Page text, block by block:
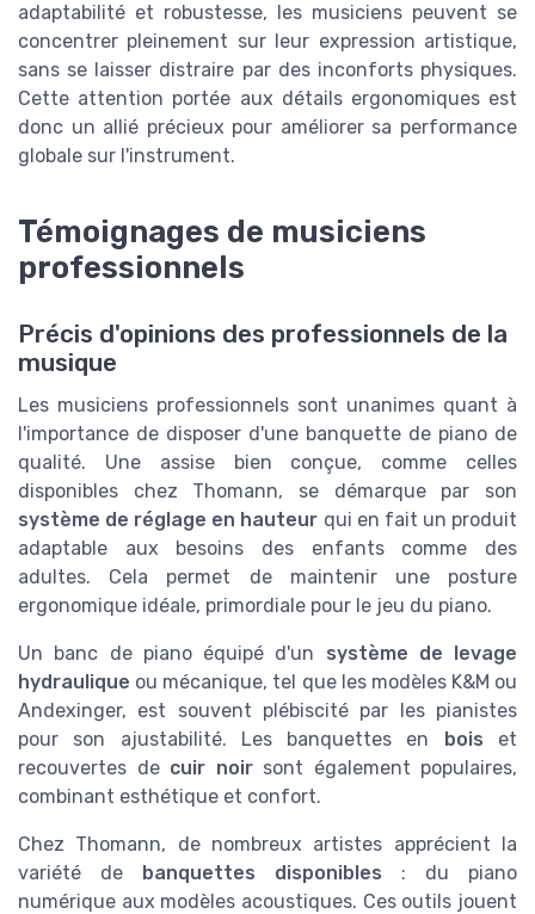
adaptabilité et robustesse, les musiciens peuvent se
concentrer pleinement sur leur expression artistique,
sans se laisser distraire par des inconforts physiques.
Cette attention portée aux détails ergonomiques est
donc un allié précieux pour améliorer sa performance
globale sur l'instrument.
Témoignages de musiciens
professionnels
Précis d'opinions des professionnels de la
musique
Les musiciens professionnels sont unanimes quant à
l'importance de disposer d'une banquette de piano de
qualité. Une assise bien conçue, comme celles
disponibles chez Thomann, se démarque par son
système de réglage en hauteur qui en fait un produit
adaptable aux besoins des enfants comme des
adultes. Cela permet de maintenir une posture
ergonomique idéale, primordiale pour le jeu du piano.
Un banc de piano équipé d'un système de levage
hydraulique ou mécanique, tel que les modèles K&M ou
Andexinger, est souvent plébiscité par les pianistes
pour son ajustabilité. Les banquettes en
bois et
recouvertes de cuir noirsont également populaires,
combinant esthétique et confort.
Chez Thomann, de nombreux artistes apprécient la
variété de
banquettes disponibles : du piano
numérique aux modèles acoustiques. Ces outils jouent